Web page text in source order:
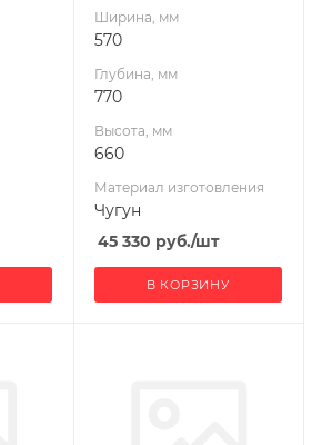
Масса камней, кг
140
Гарантия, мес.
12
Ширина, мм
570
Глубина, мм
770
Высота, мм
660
Материал изготовления
Чугун
45 330 руб./шт
В КОРЗИНУ